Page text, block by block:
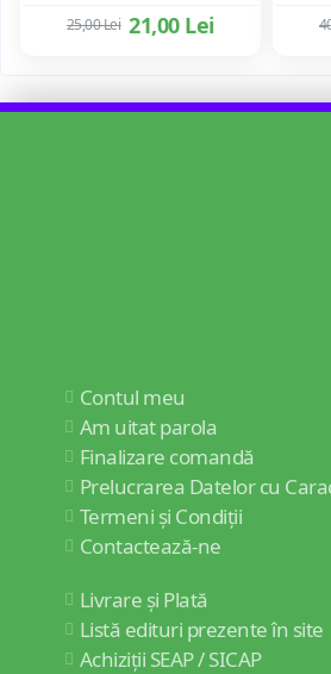
21,00 Lei
25,00 Lei
Contul meu
Am uitat parola
Finalizare comandă
Prelucrarea Datelor cu
Termeni și Condiții
Contactează-ne
Livrare și Plată
Listă edituri prezente în site
Achiziții SEAP / SICAP